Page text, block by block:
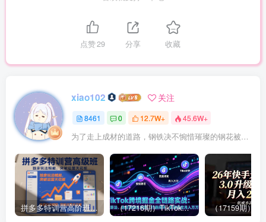
点赞29 分享 收藏
xiao102 关注
8461 0 12.7W+ 45.6W+
为了走上成材的道路，钢铁决不惋惜璀璨的钢花被遗弃
拼多多特训营高阶班，独家玩法赋能，突破运营天花板（更新26年1月） （17216期）TikTok跨境掘金全链路实战：从算法、选品到团队管理，打通闭环，实现稳定月入万刀